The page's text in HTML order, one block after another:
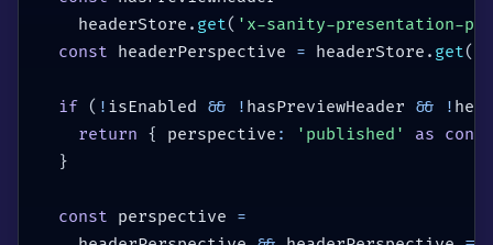
    headerStore
. get( 'x-sanity-presentation-
const headerPerspective = headerStore . get(
if ( ! isEnabled && ! hasPreviewHeader && !
return { perspective : 'published' as const
}
const perspective =